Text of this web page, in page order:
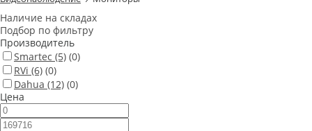
Наличие на складах
Подбор по фильтру
Производитель
Smartec (5) (0)
RVi (6) (0)
Dahua (12) (0)
Цена